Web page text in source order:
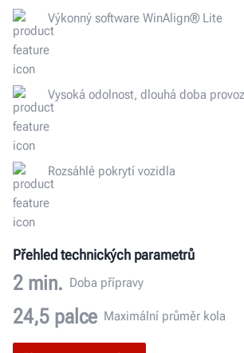
Výkonný software WinAlign® Lite
Vysoká odolnost, dlouhá doba
Rozsáhlé pokrytí vozidla
Přehled technických parametrů
2 min. Doba přípravy
24,5 palce Maximální průměr kola